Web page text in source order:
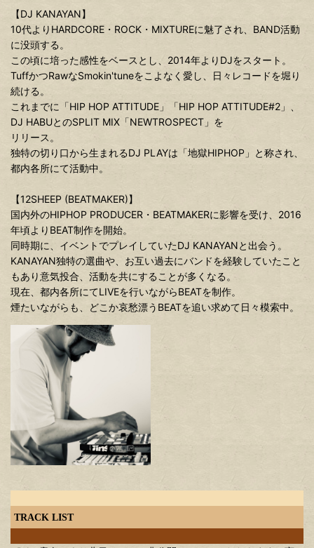
【DJ KANAYAN】
10代よりHARDCORE・ROCK・MIXTUREに魅了され、BAND活動
に没頭する。
この頃に培った感性をベースとし、2014年よりDJをスタート。
TuffかつRawなSmokin'tuneをこよなく愛し、日々レコードを堀り
続ける。
これまでに「HIP HOP ATTITUDE」「HIP HOP ATTITUDE#2」、
DJ HABUとのSPLIT MIX「NEWTROSPECT」を
リリース。
独特の切り口から生まれるDJ PLAYは「地獄HIPHOP」と称され、
都内各所にて活動中。
【12SHEEP (BEATMAKER)】
国内外のHIPHOP PRODUCER・BEATMAKERに影響を受け、2016
年頃よりBEAT制作を開始。
同時期に、イベントでプレイしていたDJ KANAYANと出会う。
KANAYAN独特の選曲や、お互い過去にバンドを経験していたこと
もあり意気投合、活動を共にすることが多くなる。
現在、都内各所にてLIVEを行いながらBEATを制作。
煙たいながらも、どこか哀愁漂うBEATを追い求めて日々模索中。
TRACK LIST